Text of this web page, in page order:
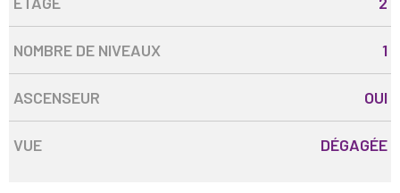
NOMBRE DE NIVEAUX 1
ASCENSEUR OUI
VUE DÉGAGÉE